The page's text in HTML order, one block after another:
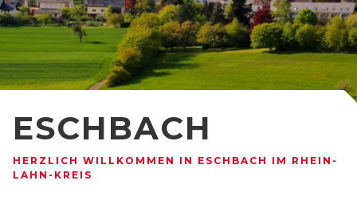
ESCHBACH
HERZLICH WILLKOMMEN IN ESCHBACH IM RHEIN-
LAHN-KREIS